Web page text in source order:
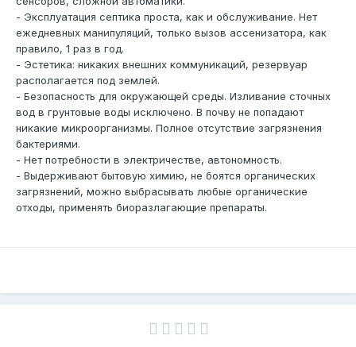
- Эксплуатация септика проста, как и обслуживание. Нет
ежедневных манипуляций, только вызов ассенизатора, как
правило, 1 раз в год.
- Эстетика: никаких внешних коммуникаций, резервуар
располагается под землей.
- Безопасность для окружающей среды. Изливание сточных
вод в грунтовые воды исключено. В почву не попадают
никакие микроорганизмы. Полное отсутствие загрязнения
бактериями.
- Нет потребности в электричестве, автономность.
- Выдерживают бытовую химию, не боятся органических
загрязнений, можно выбрасывать любые органические
отходы, применять биоразлагающие препараты.